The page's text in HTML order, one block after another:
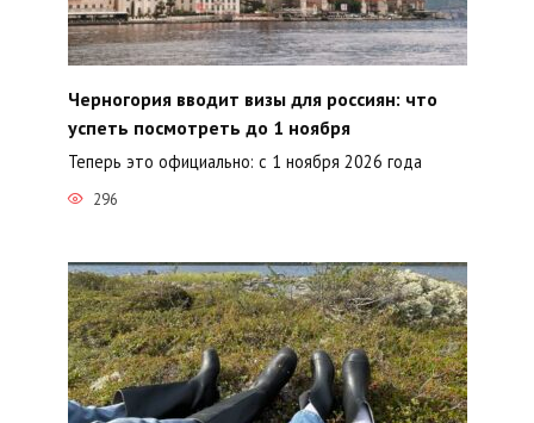
Черногория вводит визы для россиян: что
успеть посмотреть до 1 ноября
Теперь это официально: с 1 ноября 2026 года
296